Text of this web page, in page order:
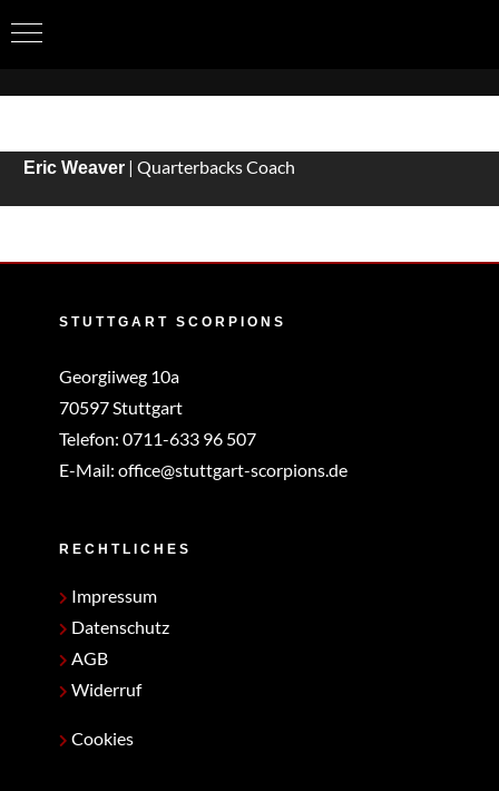
Eric Weaver| Quarterbacks Coach
STUTTGART SCORPIONS
Georgiiweg 10a
70597 Stuttgart
Telefon: 0711-633 96 507
E-Mail: office@stuttgart-scorpions.de
RECHTLICHES
Impressum
Datenschutz
AGB
Widerruf
Cookies